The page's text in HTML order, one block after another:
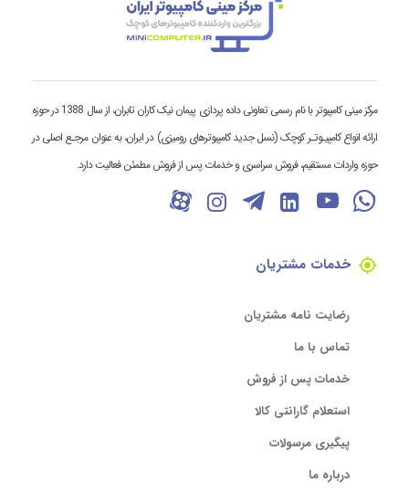
مرکز مینی کامپیوتر با نام رسمی تعاونی داده پردازی پیمان نیک کاران تابران، از سال 1388 در حوزه
ارائه انواع کامپیـوتـر کوچک (نسل جدید کامپیوترهای رومیزی) در ایران، به عنوان مرجـع اصلی در
حوزه واردات مستقیم، فروش سراسری و خدمات پس از فروش مطمئن فعالیت دارد.
خدمات مشتریان
رضایت نامه مشتریان
تماس با ما
خدمات پس از فروش
استعلام گارانتی کالا
پیگیری مرسولات
درباره ما